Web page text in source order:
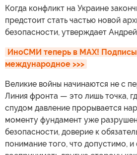
Когда конфликт на Украине
предстоит стать частью новой
безопасности, утверждает
ИноСМИ теперь в MAX!
международное >>>
Великие войны начинаются не с
Линия фронта — это лишь точка,
спудом давление прорывается
моменту фундамент уже
безопасности, доверие к
понимание того, что допустимо, и